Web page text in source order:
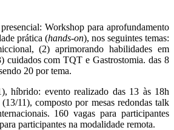
Workshop para aprofundamento
prática (hands-on), nos seguintes temas:
(2) aprimorando habilidades em
cuidados com TQT e Gastrostomia. das 8
20 por tema.
híbrido: evento realizado das 13 às 18h
11), composto por mesas redondas talk
160 vagas para participantes
participantes na modalidade remota.